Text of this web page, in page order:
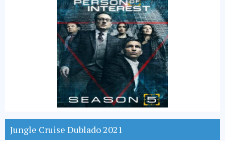
Jungle Cruise Dublado 2021